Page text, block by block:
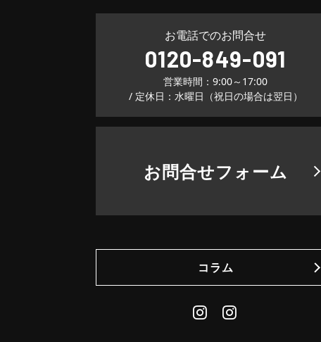
お電話でのお問合せ
0120-849-091
営業時間：9:00～17:00
/ 定休日：水曜日（祝日の場合は翌日）
お問合せフォーム
コラム
Instagram